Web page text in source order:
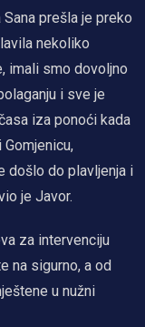
prešla je preko
nekoliko
imali smo dovoljno
i sve je
iza ponoći kada
došlo do plavljenja i
je Javor.
za intervenciju
na sigurno, a od
u nužni